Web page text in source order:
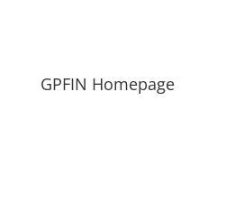
GPFIN Homepage